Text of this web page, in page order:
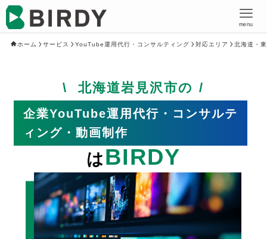
menu
ホーム サービス YouTube運用代行・コンサルティング 対応エリア 北海道・
北海道岩見沢市の
企業YouTube運用代行・コンサルテ
ィング・動画制作
はBIRDY